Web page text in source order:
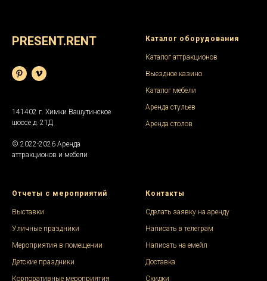
PRESENT.RENT
141402 г. Химки Вашутинское
шоссе д. 21Д
© 2022-2026 Аренда
аттракционов и мебели
Каталог оборудования
Каталог аттракционов
Выездное казино
Каталог мебели
Аренда стульев
Аренда столов
Отчеты с мероприятий
Выставки
Уличные праздники
Мероприятия в помещении
Детские праздники
Корпоративные мероприятия
Контакты
Сделать заявку на аренду
Написать в телеграм
Написать на емейл
Доставка
Скидки